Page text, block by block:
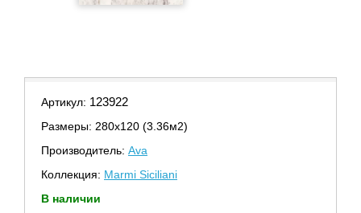
Артикул: 123922
Размеры: 280х120 (3.36м2)
Производитель: Ava
Коллекция: Marmi Siciliani
В наличии